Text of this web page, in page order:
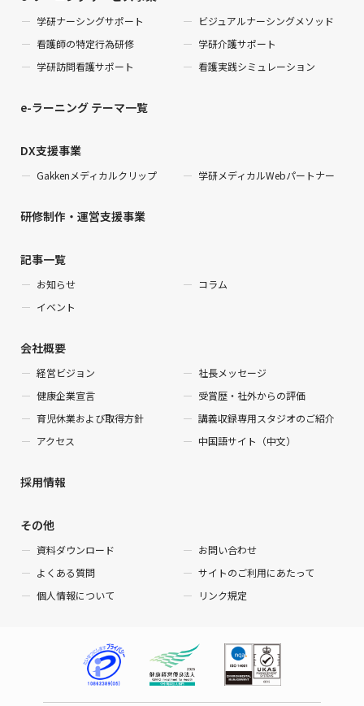
学研ナーシングサポート
ビジュアルナーシングメソッド
看護師の特定行為研修
学研介護サポート
学研訪問看護サポート
看護実践シミュレーション
e-ラーニング テーマ一覧
DX支援事業
Gakkenメディカルクリップ 学研メディカルWebパートナー
研修制作・運営支援事業
記事一覧
お知らせ
コラム
イベント
会社概要
経営ビジョン
社長メッセージ
健康企業宣言
受賞歴・社外からの評価
育児休業および取得方針
講義収録専用スタジオのご紹介
アクセス
中国語サイト（中文）
採用情報
その他
資料ダウンロード
お問い合わせ
よくある質問
サイトのご利用にあたって
個人情報について
リンク規定